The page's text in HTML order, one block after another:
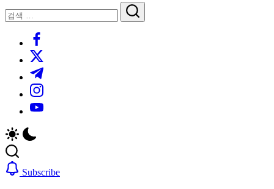
대
기
크
대
기
닫
기
검
검
https://www.facebook.com/
https://twitter.com/
https://t.me/
https://www.instagram.com/
https://youtube.com/
Subscribe